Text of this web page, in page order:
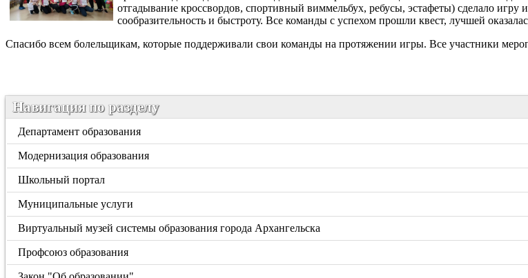
отгадывание кроссвордов, спортивный виммельбух, ребусы, эстафеты) сделало
сообразительность и быстроту. Все команды с успехом прошли квест, лучшей
Спасибо всем болельщикам, которые поддерживали свои команды на протяжении игры. Все участники
Навигация по разделу
Департамент образования
Модернизация образования
Школьный портал
Муниципальные услуги
Виртуальный музей системы образования города Архангельска
Профсоюз образования